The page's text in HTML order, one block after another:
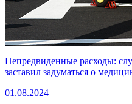
Непредвиденные расходы:
заставил задуматься о
01.08.2024